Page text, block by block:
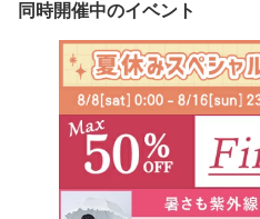
同時開催中のイベント